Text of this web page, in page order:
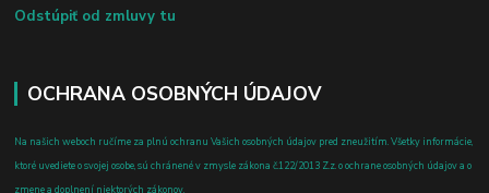
Odstúpiť od zmluvy tu
OCHRANA OSOBNÝCH ÚDAJOV
Na našich weboch ručíme za plnú ochranu Vašich osobných údajov pred zneužitím. Všetky informácie,
ktoré uvediete o svojej osobe, sú chránené v zmysle zákona č.122/2013 Z.z. o ochrane osobných údajov a o
zmene a doplnení niektorých zákonov.